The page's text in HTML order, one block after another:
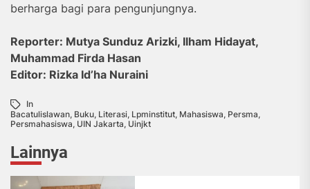
berharga bagi para pengunjungnya.
Reporter: Mutya Sunduz Arizki, Ilham Hidayat,
Muhammad Firda Hasan
Editor: Rizka Id’ha Nuraini
In
Bacatulislawan, Buku, Literasi, Lpminstitut, Mahasiswa, Persma,
Persmahasiswa, UIN Jakarta, Uinjkt
Lainnya